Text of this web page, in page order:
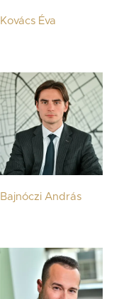
Kovács Éva
Bajnóczi András